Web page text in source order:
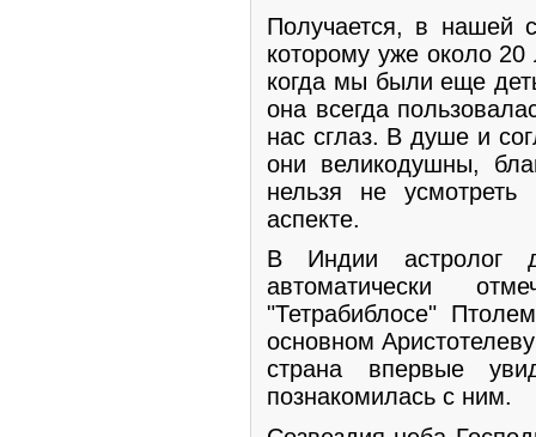
Получается, в нашей
которому уже около
когда мы были еще
она всегда
нас сглаз. В душе и
они великодушны,
нельзя не
аспекте.
В Индии астролог
автоматически
"Тетрабиблосе"
основном
страна впервые
познакомилась с ним.